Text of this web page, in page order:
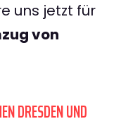
uns jetzt für
von
DRESDEN UND